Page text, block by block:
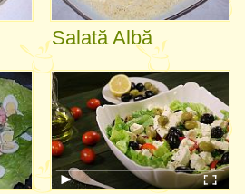
Salată Albă